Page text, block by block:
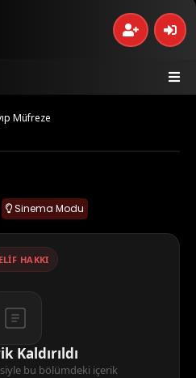
Müfreze
Sinema Modu
HAKKI
Kaldırıldı
bu bölümdeki içerik